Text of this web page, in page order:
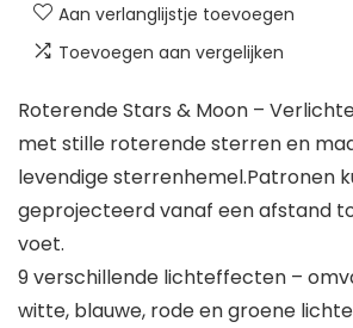
Aan verlanglijstje toevoegen
Toevoegen aan vergelijken
Roterende Stars & Moon –
met stille roterende sterren en
levendige sterrenhemel.Patronen
geprojecteerd vanaf een afstand
voet.
9 verschillende lichteffecten –
witte, blauwe, rode en groene